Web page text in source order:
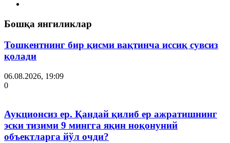
Бошқа янгиликлар
Тошкентнинг бир қисми вақтинча иссиқ сувсиз
қолади
06.08.2026, 19:09
0
Аукционсиз ер. Қандай қилиб ер ажратишнинг
эски тизими 9 мингга яқин ноқонуний
объектларга йўл очди?